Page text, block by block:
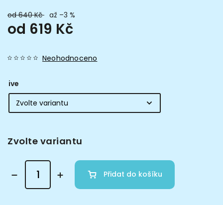
od 640 Kč až –3 %
od 619 Kč
Neohodnoceno
ive
Zvolte variantu
Přidat do košíku